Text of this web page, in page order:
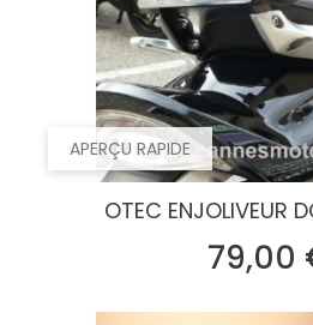
APERÇU RAPIDE
OTEC ENJOLIVEUR
79,00